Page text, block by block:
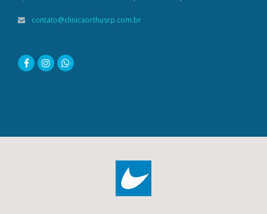
contato@clinicaorthusrp.com.br